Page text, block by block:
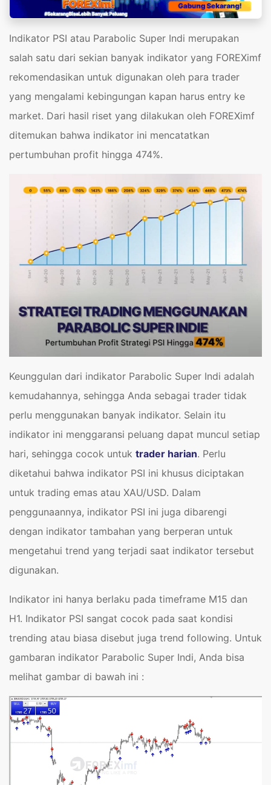
Indikator PSI atau Parabolic Super Indi merupakan
salah satu dari sekian banyak indikator yang FOREXimf
rekomendasikan untuk digunakan oleh para trader
yang mengalami kebingungan kapan harus entry ke
market. Dari hasil riset yang dilakukan oleh FOREXimf
ditemukan bahwa indikator ini mencatatkan
pertumbuhan profit hingga 474%.
Keunggulan dari indikator Parabolic Super Indi adalah
kemudahannya, sehingga Anda sebagai trader tidak
perlu menggunakan banyak indikator. Selain itu
indikator ini menggaransi peluang dapat muncul setiap
hari, sehingga cocok untuk trader harian. Perlu
diketahui bahwa indikator PSI ini khusus diciptakan
untuk trading emas atau XAU/USD. Dalam
penggunaannya, indikator PSI ini juga dibarengi
dengan indikator tambahan yang berperan untuk
mengetahui trend yang terjadi saat indikator tersebut
digunakan.
Indikator ini hanya berlaku pada timeframe M15 dan
H1. Indikator PSI sangat cocok pada saat kondisi
trending atau biasa disebut juga trend following. Untuk
gambaran indikator Parabolic Super Indi, Anda bisa
melihat gambar di bawah ini :